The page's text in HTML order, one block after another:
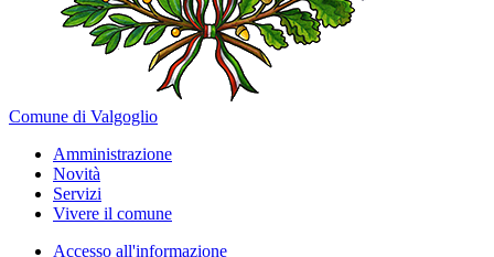
Comune di Valgoglio
Amministrazione
Novità
Servizi
Vivere il comune
Accesso all'informazione